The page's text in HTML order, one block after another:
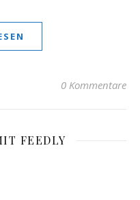
0 Kommentare
FEEDLY